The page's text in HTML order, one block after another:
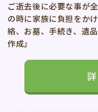
ご逝去後に必要な事が
の時に家族に負担をか
絡、お墓、手続き、遺
作成』